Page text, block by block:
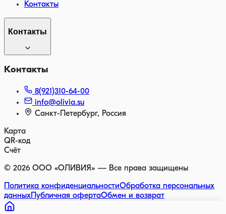
Контакты
Контакты
Контакты
8(921)310-64-00
info@olivia.su
Санкт-Петербург, Россия
Карта
QR-код
Счёт
© 2026 ООО «ОЛИВИЯ» — Все права защищены
Политика конфиденциальностиОбработка персональных
данных Публичная офертаОбмен и возврат